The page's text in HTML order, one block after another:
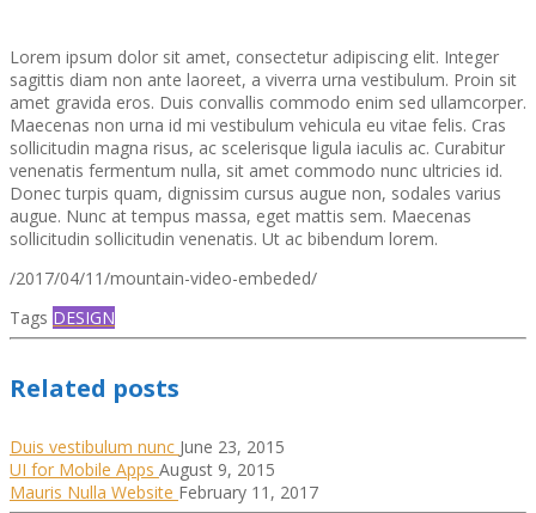
Lorem ipsum dolor sit amet, consectetur adipiscing elit. Integer
sagittis diam non ante laoreet, a viverra urna vestibulum. Proin sit
amet gravida eros. Duis convallis commodo enim sed ullamcorper.
Maecenas non urna id mi vestibulum vehicula eu vitae felis. Cras
sollicitudin magna risus, ac scelerisque ligula iaculis ac. Curabitur
venenatis fermentum nulla, sit amet commodo nunc ultricies id.
Donec turpis quam, dignissim cursus augue non, sodales varius
augue. Nunc at tempus massa, eget mattis sem. Maecenas
sollicitudin sollicitudin venenatis. Ut ac bibendum lorem.
/2017/04/11/mountain-video-embeded/
Tags DESIGN
Related posts
Duis vestibulum nunc June 23, 2015
UI for Mobile Apps August 9, 2015
Mauris Nulla Website February 11, 2017